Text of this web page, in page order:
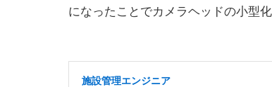
になったことでカメラヘッドの小型化
施設管理エンジニア